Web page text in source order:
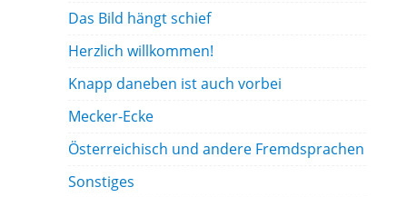
Das Bild hängt schief
Herzlich willkommen!
Knapp daneben ist auch vorbei
Mecker-Ecke
Österreichisch und andere Fremdsprachen
Sonstiges